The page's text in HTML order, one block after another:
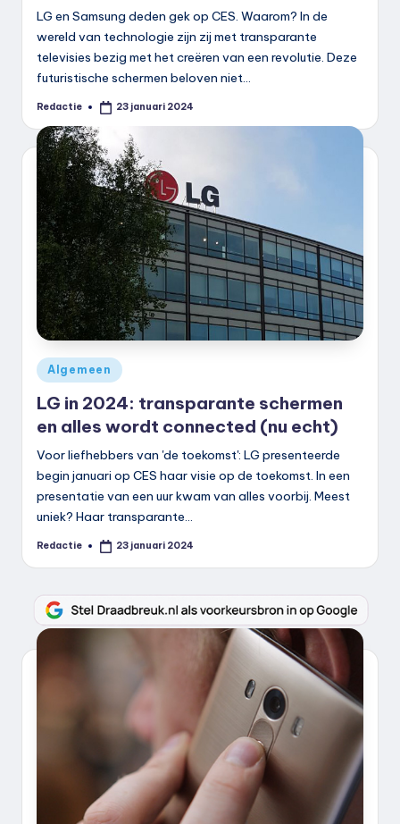
LG en Samsung deden gek op CES. Waarom? In de
wereld van technologie zijn zij met transparante
televisies bezig met het creëren van een revolutie. Deze
futuristische schermen beloven niet…
Geplaatst
Redactie 23 januari 2024
Geplaatst
in
Algemeen
LG in 2024: transparante schermen
en alles wordt connected (nu echt)
Voor liefhebbers van 'de toekomst': LG presenteerde
begin januari op CES haar visie op de toekomst. In een
presentatie van een uur kwam van alles voorbij. Meest
uniek? Haar transparante…
Geplaatst
Redactie 23 januari 2024